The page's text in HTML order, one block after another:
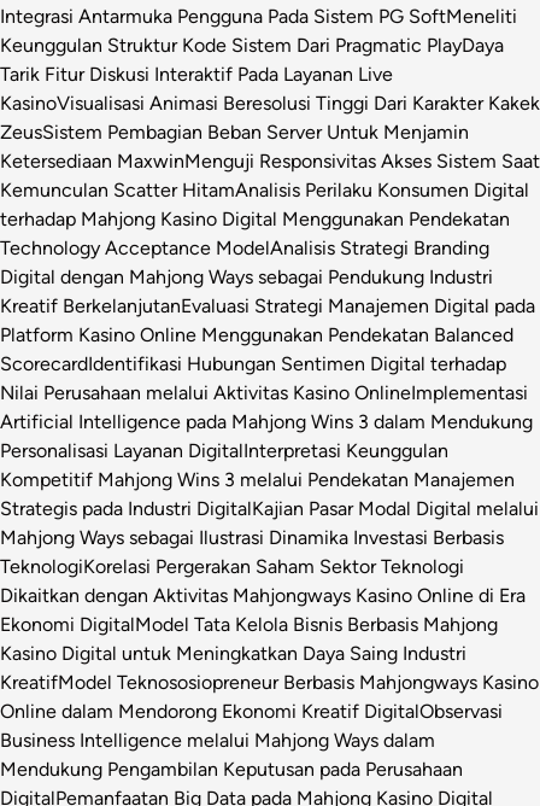
Integrasi Antarmuka Pengguna Pada Sistem PG SoftMeneliti
Keunggulan Struktur Kode Sistem Dari Pragmatic PlayDaya
Tarik Fitur Diskusi Interaktif Pada Layanan Live
KasinoVisualisasi Animasi Beresolusi Tinggi Dari Karakter Kakek
ZeusSistem Pembagian Beban Server Untuk Menjamin
Ketersediaan MaxwinMenguji Responsivitas Akses Sistem Saat
Kemunculan Scatter HitamAnalisis Perilaku Konsumen Digital
terhadap Mahjong Kasino Digital Menggunakan Pendekatan
Technology Acceptance ModelAnalisis Strategi Branding
Digital dengan Mahjong Ways sebagai Pendukung Industri
Kreatif BerkelanjutanEvaluasi Strategi Manajemen Digital pada
Platform Kasino Online Menggunakan Pendekatan Balanced
ScorecardIdentifikasi Hubungan Sentimen Digital terhadap
Nilai Perusahaan melalui Aktivitas Kasino OnlineImplementasi
Artificial Intelligence pada Mahjong Wins 3 dalam Mendukung
Personalisasi Layanan DigitalInterpretasi Keunggulan
Kompetitif Mahjong Wins 3 melalui Pendekatan Manajemen
Strategis pada Industri DigitalKajian Pasar Modal Digital melalui
Mahjong Ways sebagai Ilustrasi Dinamika Investasi Berbasis
TeknologiKorelasi Pergerakan Saham Sektor Teknologi
Dikaitkan dengan Aktivitas Mahjongways Kasino Online di Era
Ekonomi DigitalModel Tata Kelola Bisnis Berbasis Mahjong
Kasino Digital untuk Meningkatkan Daya Saing Industri
KreatifModel Teknososiopreneur Berbasis Mahjongways Kasino
Online dalam Mendorong Ekonomi Kreatif DigitalObservasi
Business Intelligence melalui Mahjong Ways dalam
Mendukung Pengambilan Keputusan pada Perusahaan
DigitalPemanfaatan Big Data pada Mahjong Kasino Digital